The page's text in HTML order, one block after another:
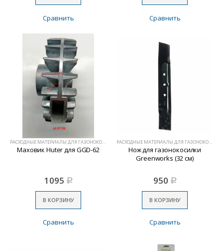
Сравнить Сравнить
РАСХОДНЫЕ МАТЕРИАЛЫ ДЛЯ ГАЗОНОКОСИЛОК
Маховик Huter для GGD-62
1095 Р
В КОРЗИНУ
Сравнить
РАСХОДНЫЕ МАТЕРИАЛЫ ДЛЯ ГАЗОНОКОСИЛОК
Нож для газонокосилки
Greenworks (32 см)
950 Р
В КОРЗИНУ
Сравнить